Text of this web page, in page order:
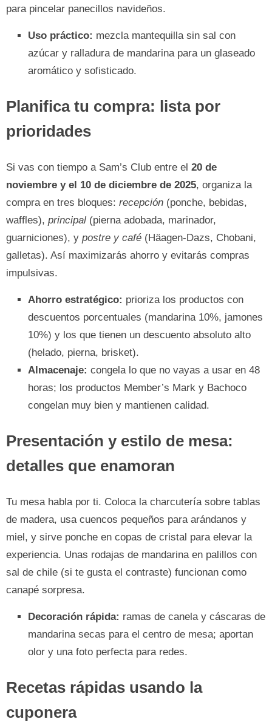
para pincelar panecillos navideños.
Uso práctico: mezcla mantequilla sin sal con
azúcar y ralladura de mandarina para un glaseado
aromático y sofisticado.
Planifica tu compra: lista por
prioridades
Si vas con tiempo a Sam’s Club entre el 20 de
noviembre y el 10 de diciembre de 2025, organiza la
compra en tres bloques: recepción (ponche, bebidas,
waffles), principal (pierna adobada, marinador,
guarniciones), y postre y café (Häagen-Dazs, Chobani,
galletas). Así maximizarás ahorro y evitarás compras
impulsivas.
Ahorro estratégico: prioriza los productos con
descuentos porcentuales (mandarina 10%, jamones
10%) y los que tienen un descuento absoluto alto
(helado, pierna, brisket).
Almacenaje: congela lo que no vayas a usar en 48
horas; los productos Member’s Mark y Bachoco
congelan muy bien y mantienen calidad.
Presentación y estilo de mesa:
detalles que enamoran
Tu mesa habla por ti. Coloca la charcutería sobre tablas
de madera, usa cuencos pequeños para arándanos y
miel, y sirve ponche en copas de cristal para elevar la
experiencia. Unas rodajas de mandarina en palillos con
sal de chile (si te gusta el contraste) funcionan como
canapé sorpresa.
Decoración rápida: ramas de canela y cáscaras de
mandarina secas para el centro de mesa; aportan
olor y una foto perfecta para redes.
Recetas rápidas usando la
cuponera